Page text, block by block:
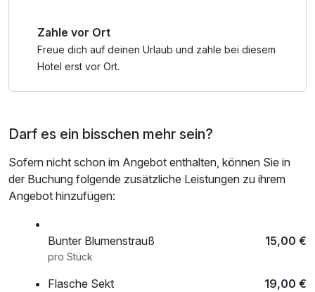
Zahle vor Ort
Freue dich auf deinen Urlaub und zahle bei diesem
Hotel erst vor Ort.
Darf es ein bisschen mehr sein?
Sofern nicht schon im Angebot enthalten, können Sie in
der Buchung folgende zusätzliche Leistungen zu ihrem
Angebot hinzufügen:
Bunter Blumenstrauß 15,00 €
pro Stück
Flasche Sekt 19,00 €